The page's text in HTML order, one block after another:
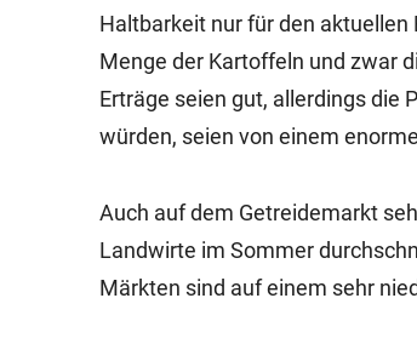
Haltbarkeit nur für den aktuellen
Menge der Kartoffeln und zwar
Erträge seien gut, allerdings die
würden, seien von einem
Auch auf dem Getreidemarkt
Landwirte im Sommer
Märkten sind auf einem sehr